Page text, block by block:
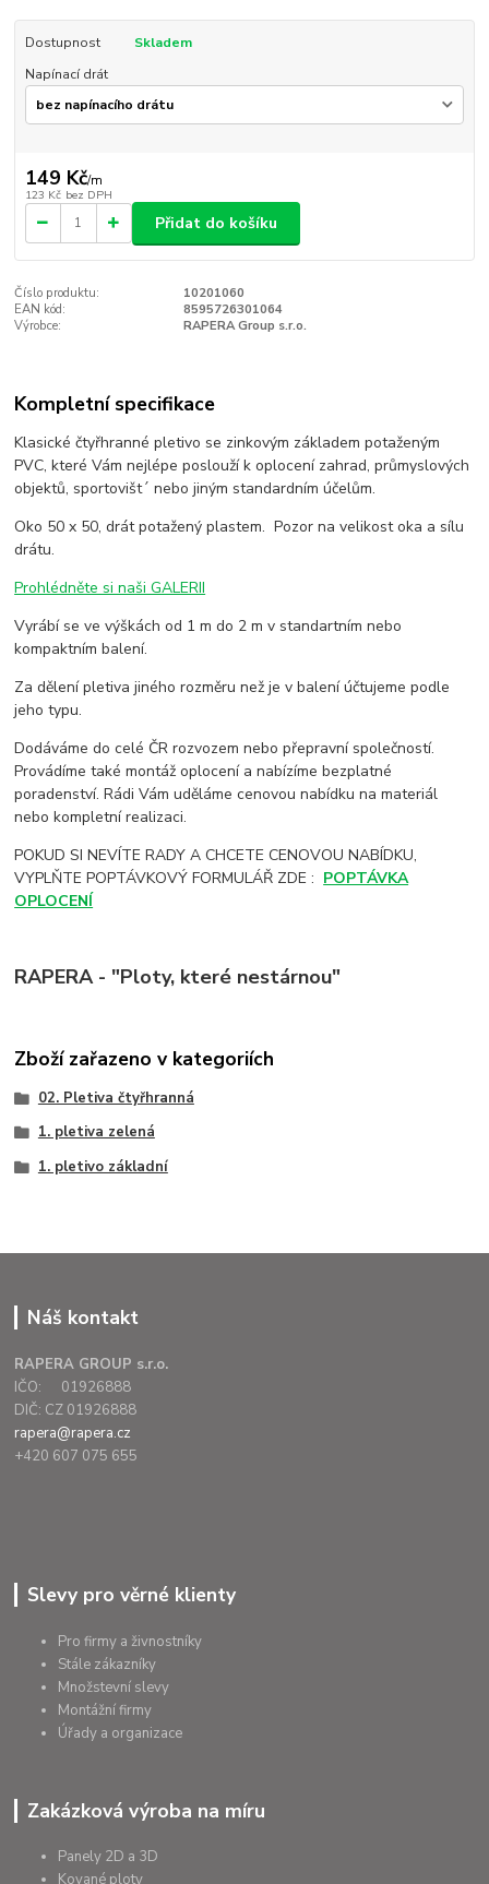
Dostupnost
Skladem
Napínací drát
149 Kč/m
123 Kč bez DPH
Přidat do košíku
Číslo produktu:
10201060
EAN kód:
8595726301064
Výrobce:
RAPERA Group s.r.o.
Kompletní specifikace
Klasické čtyřhranné pletivo se zinkovým základem potaženým
PVC, které Vám nejlépe poslouží k oplocení zahrad, průmyslových
objektů, sportovišt´ nebo jiným standardním účelům.
Oko 50 x 50, drát potažený plastem. Pozor na velikost oka a sílu
drátu.
Prohlédněte si naši GALERII
Vyrábí se ve výškách od 1 m do 2 m v standartním nebo
kompaktním balení.
Za dělení pletiva jiného rozměru než je v balení účtujeme podle
jeho typu.
Dodáváme do celé ČR rozvozem nebo přepravní společností.
Provádíme také montáž oplocení a nabízíme bezplatné
poradenství. Rádi Vám uděláme cenovou nabídku na materiál
nebo kompletní realizaci.
POKUD SI NEVÍTE RADY A CHCETE CENOVOU NABÍDKU,
VYPLŇTE POPTÁVKOVÝ FORMULÁŘ ZDE : POPTÁVKA
OPLOCENÍ
RAPERA - "Ploty, které nestárnou"
Zboží zařazeno v kategoriích
02. Pletiva čtyřhranná
1. pletiva zelená
1. pletivo základní
Náš kontakt
RAPERA GROUP s.r.o.
IČO: 01926888
DIČ: CZ 01926888
rapera@rapera.cz
+420 607 075 655
Slevy pro věrné klienty
Pro firmy a živnostníky
Stále zákazníky
Množstevní slevy
Montážní firmy
Úřady a organizace
Zakázková výroba na míru
Panely 2D a 3D